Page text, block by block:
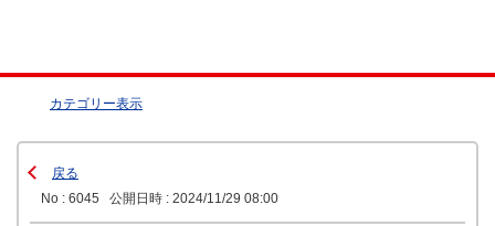
カテゴリー表示
戻る
No : 6045
公開日時 : 2024/11/29 08:00